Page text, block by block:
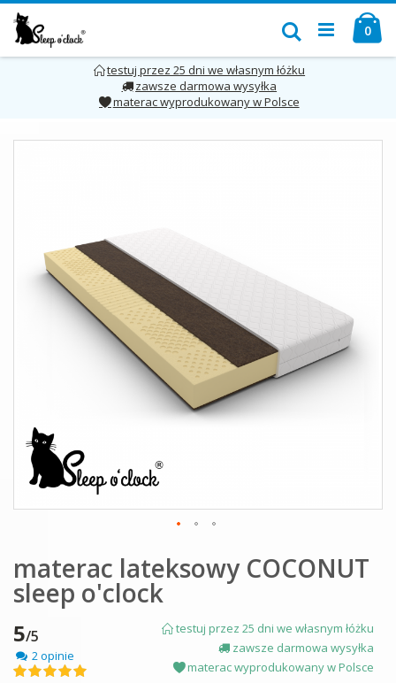
testuj przez 25 dni we własnym łóżku
zawsze darmowa wysyłka
materac wyprodukowany w Polsce
Przejdź
do
treści
0
Szukaj
materac lateksowy COCONUT
sleep o'clock
5/5
2 opinie
Ocena:
testuj przez 25 dni we własnym łóżku
zawsze darmowa wysyłka
materac wyprodukowany w Polsce
gallery
to
the
beginning
the
images
gallery